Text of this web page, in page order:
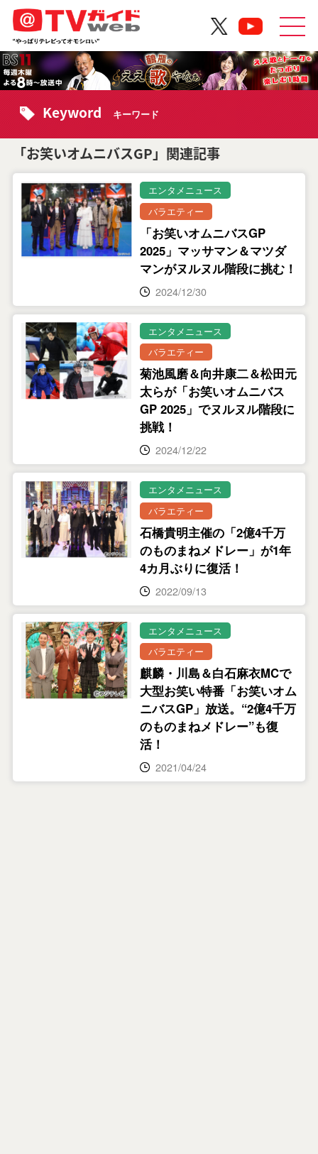
Keyword キーワード
「お笑いオムニバスGP」関連記事
エンタメニュース
バラエティー
「お笑いオムニバスGP
2025」マッサマン＆マツダ
マンがヌルヌル階段に挑む！
2024/12/30
エンタメニュース
バラエティー
菊池風磨＆向井康二＆松田元
太らが「お笑いオムニバス
GP 2025」でヌルヌル階段に
挑戦！
2024/12/22
エンタメニュース
バラエティー
石橋貴明主催の「2億4千万
のものまねメドレー」が1年
4カ月ぶりに復活！
2022/09/13
エンタメニュース
バラエティー
麒麟・川島＆白石麻衣MCで
大型お笑い特番「お笑いオム
ニバスGP」放送。“2億4千万
のものまねメドレー”も復
活！
2021/04/24